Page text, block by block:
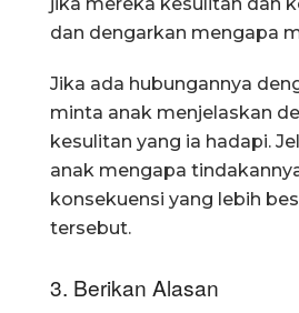
dan dengarkan mengapa
Jika ada hubungannya
minta anak menjelaskan
kesulitan yang ia hadapi.
anak mengapa
konsekuensi yang lebih
tersebut.
3. Berikan Alasan